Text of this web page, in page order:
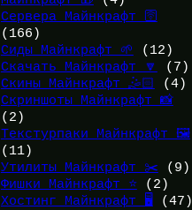
Сервера Майнкрафт 🛜
(166)
Сиды Майнкрафт 🌱
(12)
Скачать Майнкрафт 🔽
(7)
Скины Майнкрафт 🤹🏻
(4)
Скриншоты Майнкрафт 📸
(2)
Текстурпаки Майнкрафт 🖼️
(11)
Утилиты Майнкрафт ✂️ (9)
Фишки Майнкрафт ⭐(2)
Хостинг Майнкрафт 🖥️ (47)